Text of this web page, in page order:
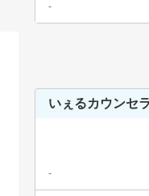
-
いぇるカウンセ
-